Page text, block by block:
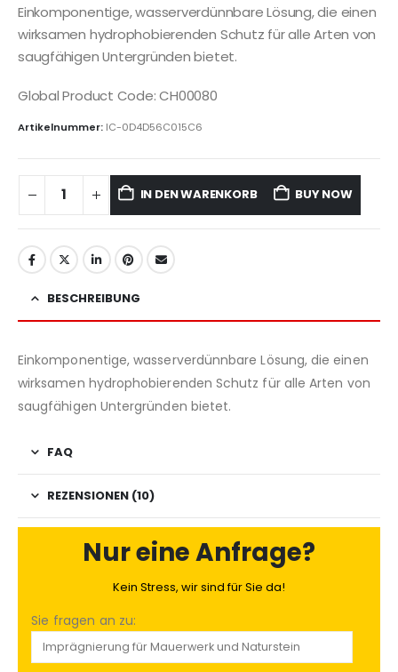
Einkomponentige, wasserverdünnbare Lösung, die einen
wirksamen hydrophobierenden Schutz für alle Arten von
saugfähigen Untergründen bietet.
Global Product Code: CH00080
Artikelnummer: IC-0D4D56C015C6
IN DEN WARENKORB BUY NOW
BESCHREIBUNG
Einkomponentige, wasserverdünnbare Lösung, die einen
wirksamen hydrophobierenden Schutz für alle Arten von
saugfähigen Untergründen bietet.
FAQ
REZENSIONEN (10)
Nur eine Anfrage?
Kein Stress, wir sind für Sie da!
Sie fragen an zu: